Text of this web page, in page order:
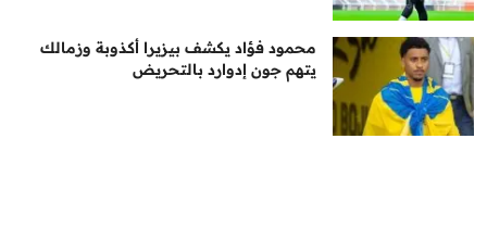
محمود فؤاد يكشف بيزيرا أكذوبة وزمالك
يتهم جون إدوارد بالتحريض